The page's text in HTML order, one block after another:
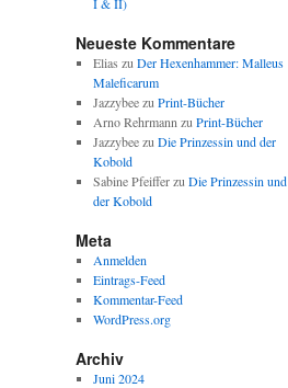
Neueste Kommentare
Elias zu Der Hexenhammer: Malleus
Maleficarum
Jazzybeezu Print-Bücher
Arno Rehrmann zu Print-Bücher
Jazzybeezu Die Prinzessin und der
Kobold
Sabine Pfeifferzu Die Prinzessin und
der Kobold
Meta
Anmelden
Eintrags-Feed
Kommentar-Feed
WordPress.org
Archiv
Juni 2024